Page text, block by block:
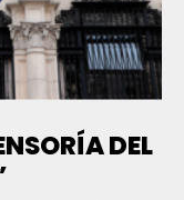
DEL